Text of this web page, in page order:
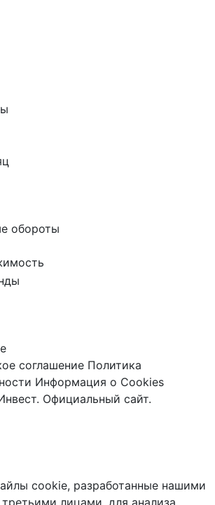
обороты
соглашение Политика
Информация о Cookies
Официальный сайт.
cookie, разработанные нашими
лицами, для анализа